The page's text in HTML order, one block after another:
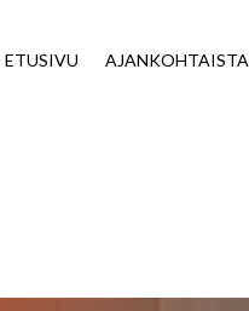
ETUSIVU AJANKOHTAISTA